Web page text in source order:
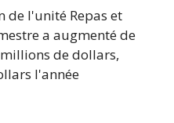
de l'unité Repas et
a augmenté de
de dollars,
l'année